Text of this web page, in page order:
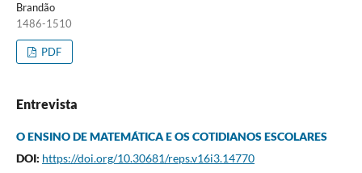
Brandão
1486-1510
PDF
Entrevista
O ENSINO DE MATEMÁTICA E OS COTIDIANOS ESCOLARES
DOI: https://doi.org/10.30681/reps.v16i3.14770